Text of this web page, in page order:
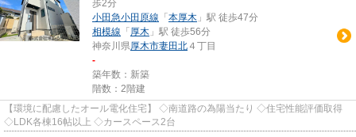
歩2分
小田急小田原線 「 本厚木 」駅 徒歩47分
相模線 「 厚木 」駅 徒歩56分
神奈川県厚木市妻田北 ４丁目
-
築年数：新築
階数：2階建
【環境に配慮したオール電化住宅】 ◇南道路の為陽当たり ◇住宅性能評価取得
◇LDK各棟16帖以上 ◇カースペース2台